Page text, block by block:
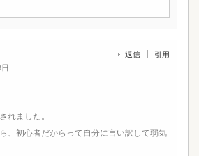
返信 引用
れました。
、初心者だからって自分に言い訳して弱気